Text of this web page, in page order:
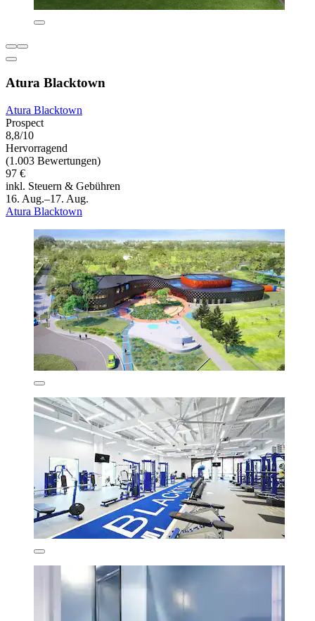
Atura Blacktown
Atura Blacktown
Prospect
8,8/10
Hervorragend
(1.003 Bewertungen)
97 €
inkl. Steuern & Gebühren
16. Aug.–17. Aug.
Atura Blacktown